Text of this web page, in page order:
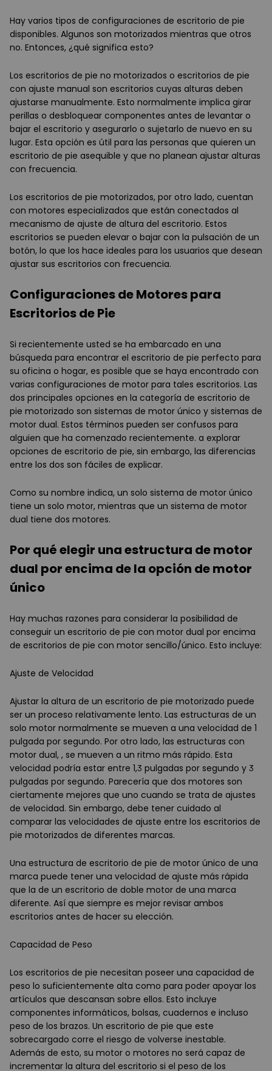
Hay varios tipos de configuraciones de escritorio de pie
disponibles. Algunos son motorizados mientras que otros
no. Entonces, ¿qué significa esto?
Los escritorios de pie no motorizados o escritorios de pie
con ajuste manual son escritorios cuyas alturas deben
ajustarse manualmente. Esto normalmente implica girar
perillas o desbloquear componentes antes de levantar o
bajar el escritorio y asegurarlo o sujetarlo de nuevo en su
lugar. Esta opción es útil para las personas que quieren un
escritorio de pie asequible y que no planean ajustar alturas
con frecuencia.
Los escritorios de pie motorizados, por otro lado, cuentan
con motores especializados que están conectados al
mecanismo de ajuste de altura del escritorio. Estos
escritorios se pueden elevar o bajar con la pulsación de un
botón, lo que los hace ideales para los usuarios que desean
ajustar sus escritorios con frecuencia.
Configuraciones de Motores para
Escritorios de Pie
Si recientemente usted se ha embarcado en una
búsqueda para encontrar el escritorio de pie perfecto para
su oficina o hogar, es posible que se haya encontrado con
varias configuraciones de motor para tales escritorios. Las
dos principales opciones en la categoría de escritorio de
pie motorizado son sistemas de motor único y sistemas de
motor dual. Estos términos pueden ser confusos para
alguien que ha comenzado recientemente. a explorar
opciones de escritorio de pie, sin embargo, las diferencias
entre los dos son fáciles de explicar.
Como su nombre indica, un solo sistema de motor único
tiene un solo motor, mientras que un sistema de motor
dual tiene dos motores.
Por qué elegir una estructura de motor
dual por encima de la opción de motor
único
Hay muchas razones para considerar la posibilidad de
conseguir un escritorio de pie con motor dual por encima
de escritorios de pie con motor sencillo/único. Esto incluye:
Ajuste de Velocidad
Ajustar la altura de un escritorio de pie motorizado puede
ser un proceso relativamente lento. Las estructuras de un
solo motor normalmente se mueven a una velocidad de 1
pulgada por segundo. Por otro lado, las estructuras con
motor dual, , se mueven a un ritmo más rápido. Esta
velocidad podría estar entre 1,3 pulgadas por segundo y 3
pulgadas por segundo. Parecería que dos motores son
ciertamente mejores que uno cuando se trata de ajustes
de velocidad. Sin embargo, debe tener cuidado al
comparar las velocidades de ajuste entre los escritorios de
pie motorizados de diferentes marcas.
Una estructura de escritorio de pie de motor único de una
marca puede tener una velocidad de ajuste más rápida
que la de un escritorio de doble motor de una marca
diferente. Así que siempre es mejor revisar ambos
escritorios antes de hacer su elección.
Capacidad de Peso
Los escritorios de pie necesitan poseer una capacidad de
peso lo suficientemente alta como para poder apoyar los
artículos que descansan sobre ellos. Esto incluye
componentes informáticos, bolsas, cuadernos e incluso
peso de los brazos. Un escritorio de pie que este
sobrecargado corre el riesgo de volverse inestable.
Además de esto, su motor o motores no será capaz de
incrementar la altura del escritorio si el peso de los